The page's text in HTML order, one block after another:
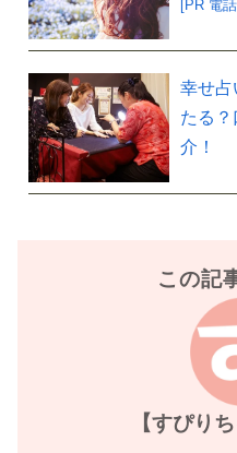
[PR 電
幸せ占
たる
介！
この記
【すぴり